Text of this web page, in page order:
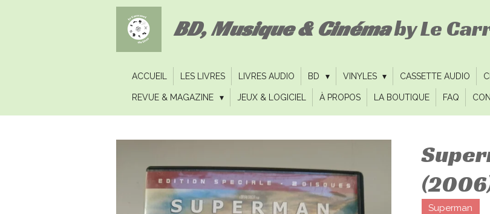
BD, Musique & Cinémaby Le
ACCUEIL LES LIVRES LIVRES AUDIO BD VINYLES CASSETTE AUDIO
REVUE & MAGAZINE JEUX & LOGICIEL À PROPOS LA BOUTIQUE FAQ
Superman